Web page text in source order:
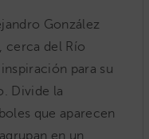
González
cerca del Río
para su
Divide la
que aparecen
en un